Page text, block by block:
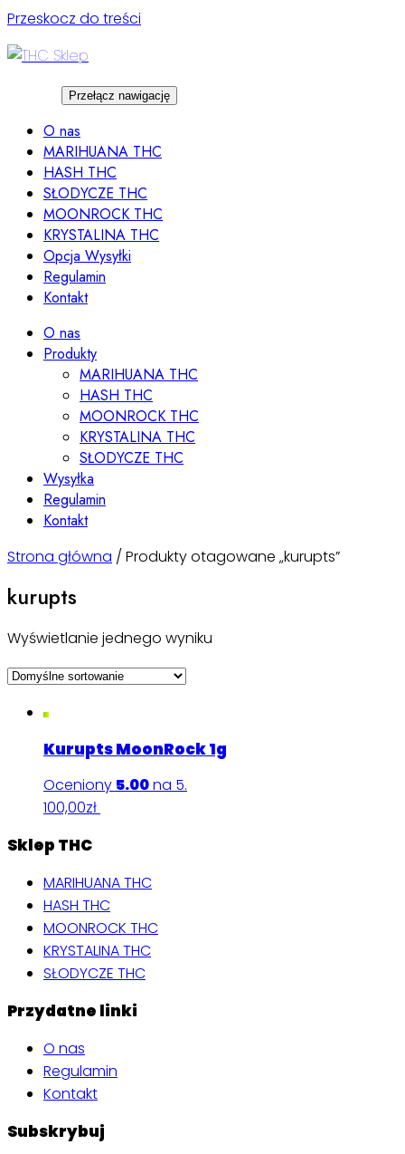
Przeskocz do treści
Przełącz nawigację
O nas
MARIHUANA THC
HASH THC
SŁODYCZE THC
MOONROCK THC
KRYSTALINA THC
Opcja Wysyłki
Regulamin
Kontakt
O nas
Produkty
MARIHUANA THC
HASH THC
MOONROCK THC
KRYSTALINA THC
SŁODYCZE THC
Wysyłka
Regulamin
Kontakt
Strona główna / Produkty otagowane „kurupts”
kurupts
Wyświetlanie jednego wyniku
Kurupts MoonRock 1g
Oceniony 5.00na 5.
100,00zł
Sklep THC
MARIHUANA THC
HASH THC
MOONROCK THC
KRYSTALINA THC
SŁODYCZE THC
Przydatne linki
O nas
Regulamin
Kontakt
Subskrybuj